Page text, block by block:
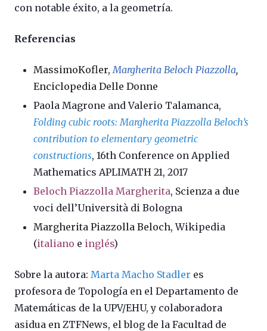
con notable éxito, a la geometría.
Referencias
MassimoKofler, Margherita Beloch Piazzolla,
Enciclopedia Delle Donne
Paola Magrone and Valerio Talamanca,
Folding cubic roots: Margherita Piazzolla Beloch’s
contribution to elementary geometric
constructions, 16th Conference on Applied
Mathematics APLIMATH 21, 2017
Beloch Piazzolla Margherita, Scienza a due
voci dell’Università di Bologna
Margherita Piazzolla Beloch, Wikipedia
(italiano e inglés)
Sobre la autora: Marta Macho Stadler es
profesora de Topología en el Departamento de
Matemáticas de la UPV/EHU, y colaboradora
asidua en ZTFNews, el blog de la Facultad de